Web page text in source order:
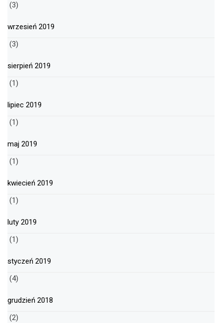
(3)
wrzesień 2019
(3)
sierpień 2019
(1)
lipiec 2019
(1)
maj 2019
(1)
kwiecień 2019
(1)
luty 2019
(1)
styczeń 2019
(4)
grudzień 2018
(2)